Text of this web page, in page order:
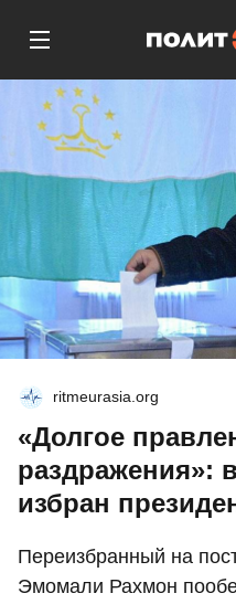
ritmeurasia.org
«Долгое
раздражения»:
избран
Переизбранный на
Эмомали Рахмон